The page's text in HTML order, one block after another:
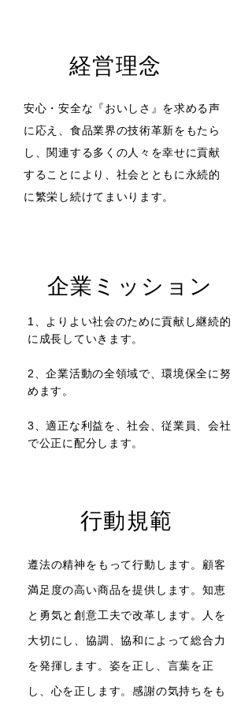
経営理念
安心・安全な『おいしさ』を求める声
に応え、食品業界の技術革新をもたら
し、関連する多くの人々を幸せに貢献
することにより、社会とともに永続的
に繁栄し続けてまいります。​
企業ミッション
1、よりよい社会のために貢献し継続的
に成長していきます。
2、企業活動の全領域で、環境保全に努
めます。
3、適正な利益を、社会、従業員、会社
で公正に配分します。
行動規範
遵法の精神をもって行動します。顧客
満足度の高い商品を提供します。知恵
と勇気と創意工夫で改革します。
人を
大切にし、協調、協和によって総合力
を発揮します。姿を正し、言葉を正
し、心を正します。感謝の気持ちをも